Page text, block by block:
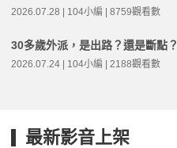
2026.07.28 | 104小編 | 8759觀看數
30多歲外派，是出路？還是斷點？
2026.07.24 | 104小編 | 2188觀看數
最新影音上架